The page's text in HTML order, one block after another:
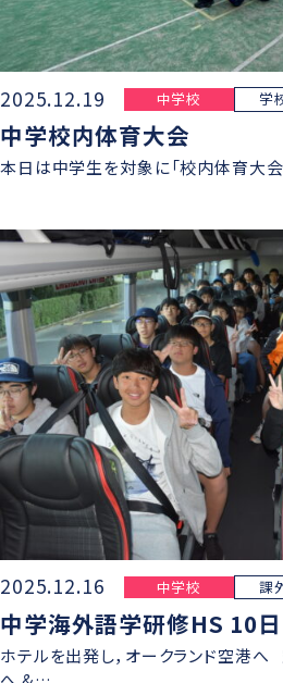
2025.12.19 中学校 学
中学校内体育大会
本日は中学生を対象に「校内体育大
2025.12.16 中学校 課
中学海外語学研修HS 10
ホテルを出発し，オークランド空港